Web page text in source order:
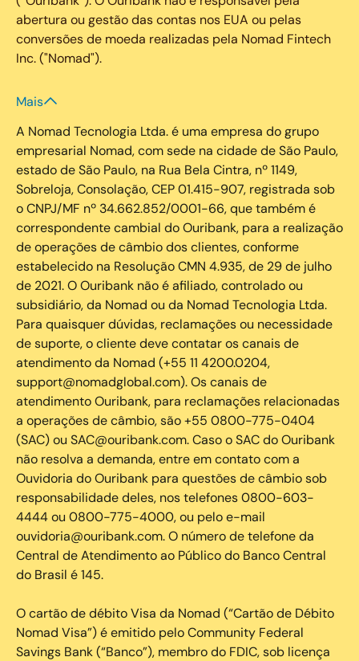
abertura ou gestão das contas nos EUA ou pelas
conversões de moeda realizadas pela Nomad Fintech
Inc. ("Nomad").
Mais
A Nomad Tecnologia Ltda. é uma empresa do grupo
empresarial Nomad, com sede na cidade de São Paulo,
estado de São Paulo, na Rua Bela Cintra, nº 1149,
Sobreloja, Consolação, CEP 01.415-907, registrada sob
o CNPJ/MF nº 34.662.852/0001-66, que também é
correspondente cambial do Ouribank, para a realização
de operações de câmbio dos clientes, conforme
estabelecido na Resolução CMN 4.935, de 29 de julho
de 2021. O Ouribank não é afiliado, controlado ou
subsidiário, da Nomad ou da Nomad Tecnologia Ltda.
Para quaisquer dúvidas, reclamações ou necessidade
de suporte, o cliente deve contatar os canais de
atendimento da Nomad (+55 11 4200.0204,
support@nomadglobal.com). Os canais de
atendimento Ouribank, para reclamações relacionadas
a operações de câmbio, são +55 0800-775-0404
(SAC) ou SAC@ouribank.com. Caso o SAC do Ouribank
não resolva a demanda, entre em contato com a
Ouvidoria do Ouribank para questões de câmbio sob
responsabilidade deles, nos telefones 0800-603-
4444 ou 0800-775-4000, ou pelo e-mail
ouvidoria@ouribank.com. O número de telefone da
Central de Atendimento ao Público do Banco Central
do Brasil é 145.
O cartão de débito Visa da Nomad (“Cartão de Débito
Nomad Visa”) é emitido pelo Community Federal
Savings Bank (“Banco”), membro do FDIC, sob licença